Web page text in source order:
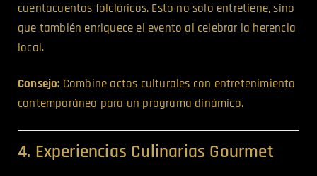
cuentacuentos folclóricos. Esto no solo entretiene, sino
que también enriquece el evento al celebrar la herencia
local.
Consejo: Combine actos culturales con entretenimiento
contemporáneo para un programa dinámico.
4. Experiencias Culinarias Gourmet